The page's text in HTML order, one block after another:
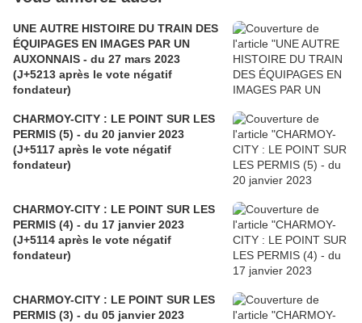
UNE AUTRE HISTOIRE DU TRAIN DES
ÉQUIPAGES EN IMAGES PAR UN
AUXONNAIS - du 27 mars 2023
(J+5213 après le vote négatif
fondateur)
CHARMOY-CITY : LE POINT SUR LES
PERMIS (5) - du 20 janvier 2023
(J+5117 après le vote négatif
fondateur)
CHARMOY-CITY : LE POINT SUR LES
PERMIS (4) - du 17 janvier 2023
(J+5114 après le vote négatif
fondateur)
CHARMOY-CITY : LE POINT SUR LES
PERMIS (3) - du 05 janvier 2023